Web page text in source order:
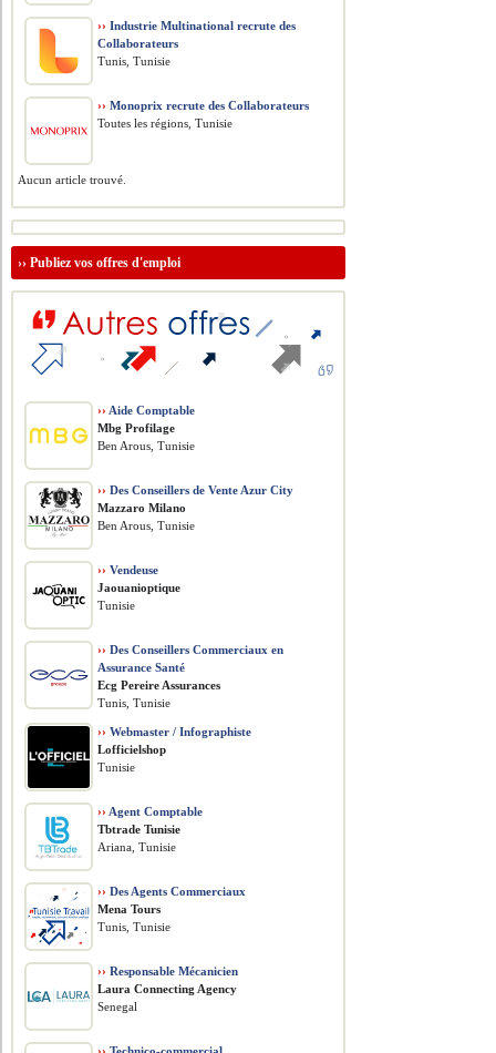
›› Industrie Multinational recrute des
Collaborateurs
Tunis, Tunisie
›› Monoprix recrute des Collaborateurs
Toutes les régions, Tunisie
Aucun article trouvé.
››Publiez vos offres d'emploi
›› Aide Comptable
Mbg Profilage
Ben Arous, Tunisie
›› Des Conseillers de Vente Azur City
Mazzaro Milano
Ben Arous, Tunisie
›› Vendeuse
Jaouanioptique
Tunisie
›› Des Conseillers Commerciaux en
Assurance Santé
Ecg Pereire Assurances
Tunis, Tunisie
›› Webmaster / Infographiste
Lofficielshop
Tunisie
›› Agent Comptable
Tbtrade Tunisie
Ariana, Tunisie
›› Des Agents Commerciaux
Mena Tours
Tunis, Tunisie
›› Responsable Mécanicien
Laura Connecting Agency
Senegal